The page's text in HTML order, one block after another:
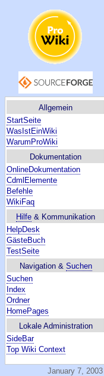
Allgemein
StartSeite
WasIstEinWiki
WarumProWiki
Dokumentation
OnlineDokumentation
CdmlElemente
Befehle
WikiFaq
Hilfe & Kommunikation
HelpDesk
GästeBuch
TestSeite
Navigation & Suchen
Suchen
Index
Ordner
HomePages
Lokale Administration
SideBar
Top Wiki Context
January 7, 2003